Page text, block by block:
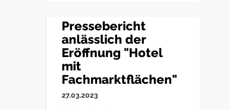
Pressebericht
anlässlich der
Eröffnung "Hotel
mit
Fachmarktflächen"
27.03.2023